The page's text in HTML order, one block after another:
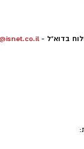
בדוא"ל -